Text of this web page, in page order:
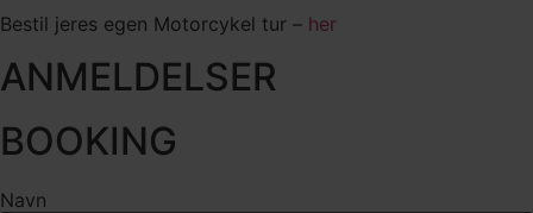
Bestil jeres egen Motorcykel tur – her
ANMELDELSER
BOOKING
Navn